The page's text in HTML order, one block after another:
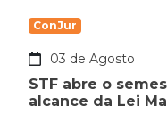
ConJur
03 de Agosto
STF abre o
alcance da Lei